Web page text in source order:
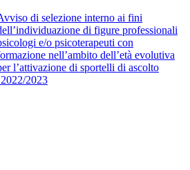
di selezione interno ai fini
di figure professionali
e/o psicoterapeuti con
nell’ambito dell’età evolutiva
l’attivazione di sportelli di ascolto
2023